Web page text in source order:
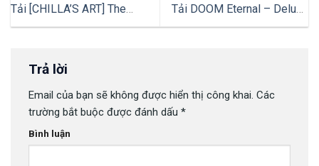
Tải [CHILLA’S ART] The
Karaoke v1.02 Complete
Tải DOOM Eternal – Deluxe
Edition Update 6.66 rev 2.2 +
Trả lời
Email của bạn sẽ không được hiển thị công khai. Các
trường bắt buộc được đánh dấu *
Bình luận